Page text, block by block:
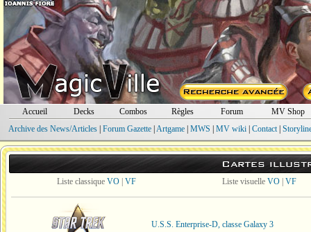
Accueil Decks Combos Règles Forum
MV Shop
Archive des News/Articles| Forum Gazette| Artgame| MWS MV wiki| Contact|
Cartes
Liste classique VO VF Liste visuelle VO| VF
U.S.S. Enterprise-D, classe Galaxy 3